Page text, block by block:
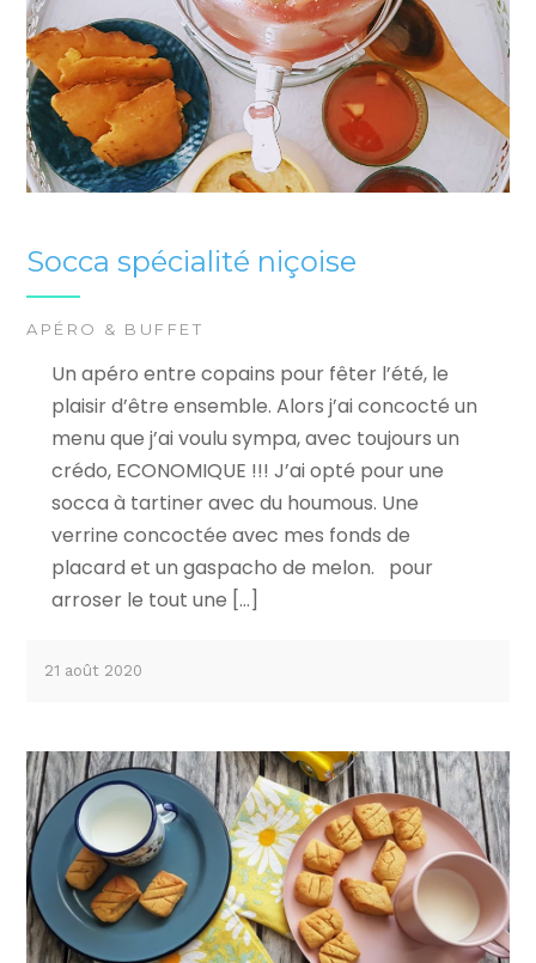
Socca spécialité niçoise
APÉRO & BUFFET
Un apéro entre copains pour fêter l’été, le
plaisir d’être ensemble. Alors j’ai concocté un
menu que j’ai voulu sympa, avec toujours un
crédo, ECONOMIQUE !!! J’ai opté pour une
socca à tartiner avec du houmous. Une
verrine concoctée avec mes fonds de
placard et un gaspacho de melon. pour
arroser le tout une […]
21 août 2020